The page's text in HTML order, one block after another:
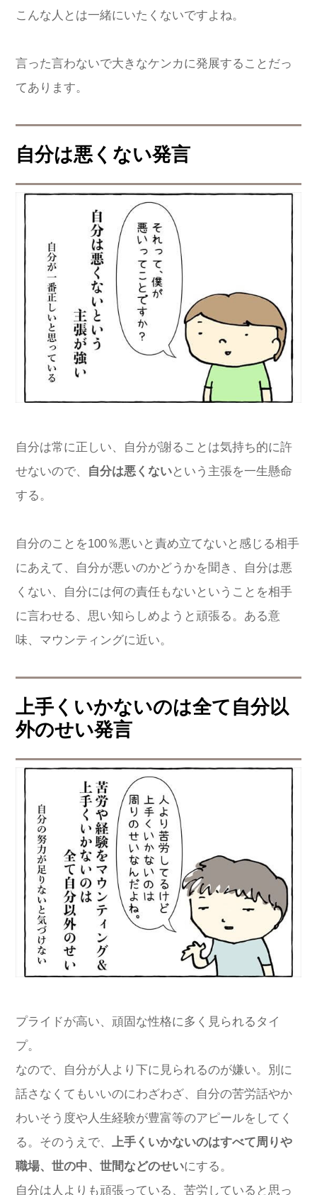
こんな人とは一緒にいたくないですよね。
言った言わないで大きなケンカに発展することだっ
てあります。
自分は悪くない発言
自分は常に正しい、自分が謝ることは気持ち的に許
せないので、
自分は悪くないという主張を一生懸命
する。
自分のことを100％悪いと責め立てないと感じる相手
にあえて、自分が悪いのかどうかを聞き、自分は悪
くない、自分には何の責任もないということを相手
に言わせる、思い知らしめようと頑張る。ある意
味、マウンティングに近い。
上手くいかないのは全て自分以
外のせい発言
プライドが高い、頑固な性格に多く見られるタイ
プ。
なので、自分が人より下に見られるのが嫌い。別に
話さなくてもいいのにわざわざ、自分の苦労話やか
わいそう度や人生経験が豊富等のアピールをしてく
る。そのうえで、
上手くいかないのはすべて周りや
職場、世の中、世間などのせいにする。
自分は人よりも頑張っている、苦労していると思っ